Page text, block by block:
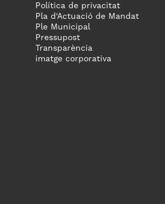
Política de privacitat
Pla d'Actuació de Mandat
Ple Municipal
Pressupost
Transparència
imatge corporativa